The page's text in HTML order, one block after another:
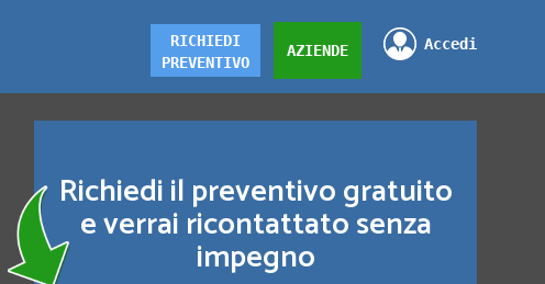
Accedi
AZIENDE
RICHIEDI
PREVENTIVO
Richiedi il preventivo gratuito
e verrai ricontattato senza
impegno